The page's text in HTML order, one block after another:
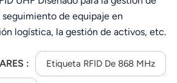
seguimiento de equipaje en
logística, la gestión de activos, etc.
: Etiqueta RFID De 868 MHz